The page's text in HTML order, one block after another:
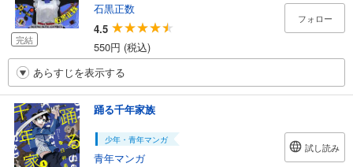
完結
石黒正数
4.5
550円 (税込)
フォロー
あらすじを表示する
踊る千年家族
少年・青年マンガ
青年マンガ
試し読み